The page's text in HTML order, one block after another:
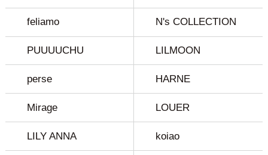
feliamo N's COLLECTION
PUUUUCHU LILMOON
perse HARNE
Mirage LOUER
LILY ANNA koiao